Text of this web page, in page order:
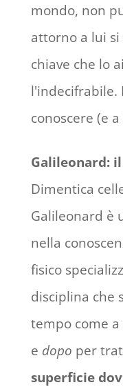
mondo, non
attorno a lui
chiave che lo
l'indecifrabile.
conoscere (e
Galileonard:
Dimentica
Galileonard è
nella
fisico
disciplina che
tempo come
e dopo per
superficie